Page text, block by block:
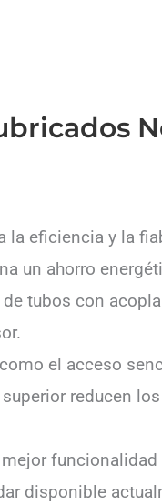
la eficiencia y la
un ahorro
tubos con
el acceso
reducen
disponible